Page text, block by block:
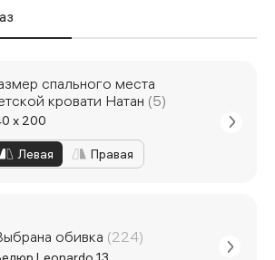
спального места
кровати Натан (5)
x 200
Левая Правая
обивка (224)